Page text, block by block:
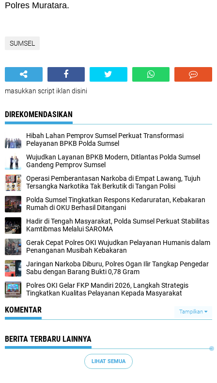
Polres Muratara.
SUMSEL
masukkan script iklan disini
DIREKOMENDASIKAN
Hibah Lahan Pemprov Sumsel Perkuat Transformasi
Pelayanan BPKB Polda Sumsel
Wujudkan Layanan BPKB Modern, Ditlantas Polda Sumsel
Gandeng Pemprov Sumsel
Operasi Pemberantasan Narkoba di Empat Lawang, Tujuh
Tersangka Narkotika Tak Berkutik di Tangan Polisi
Polda Sumsel Tingkatkan Respons Kedaruratan, Kebakaran
Rumah di OKU Berhasil Ditangani
Hadir di Tengah Masyarakat, Polda Sumsel Perkuat Stabilitas
Kamtibmas Melalui SAROMA
Gerak Cepat Polres OKI Wujudkan Pelayanan Humanis dalam
Penanganan Musibah Kebakaran
Jaringan Narkoba Diburu, Polres Ogan Ilir Tangkap Pengedar
Sabu dengan Barang Bukti 0,78 Gram
Polres OKI Gelar FKP Mandiri 2026, Langkah Strategis
Tingkatkan Kualitas Pelayanan Kepada Masyarakat
KOMENTAR Tampilkan
BERITA TERBARU LAINNYA
LIHAT SEMUA